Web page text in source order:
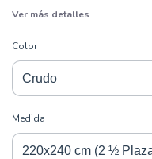
Ver más detalles
Color
Medida